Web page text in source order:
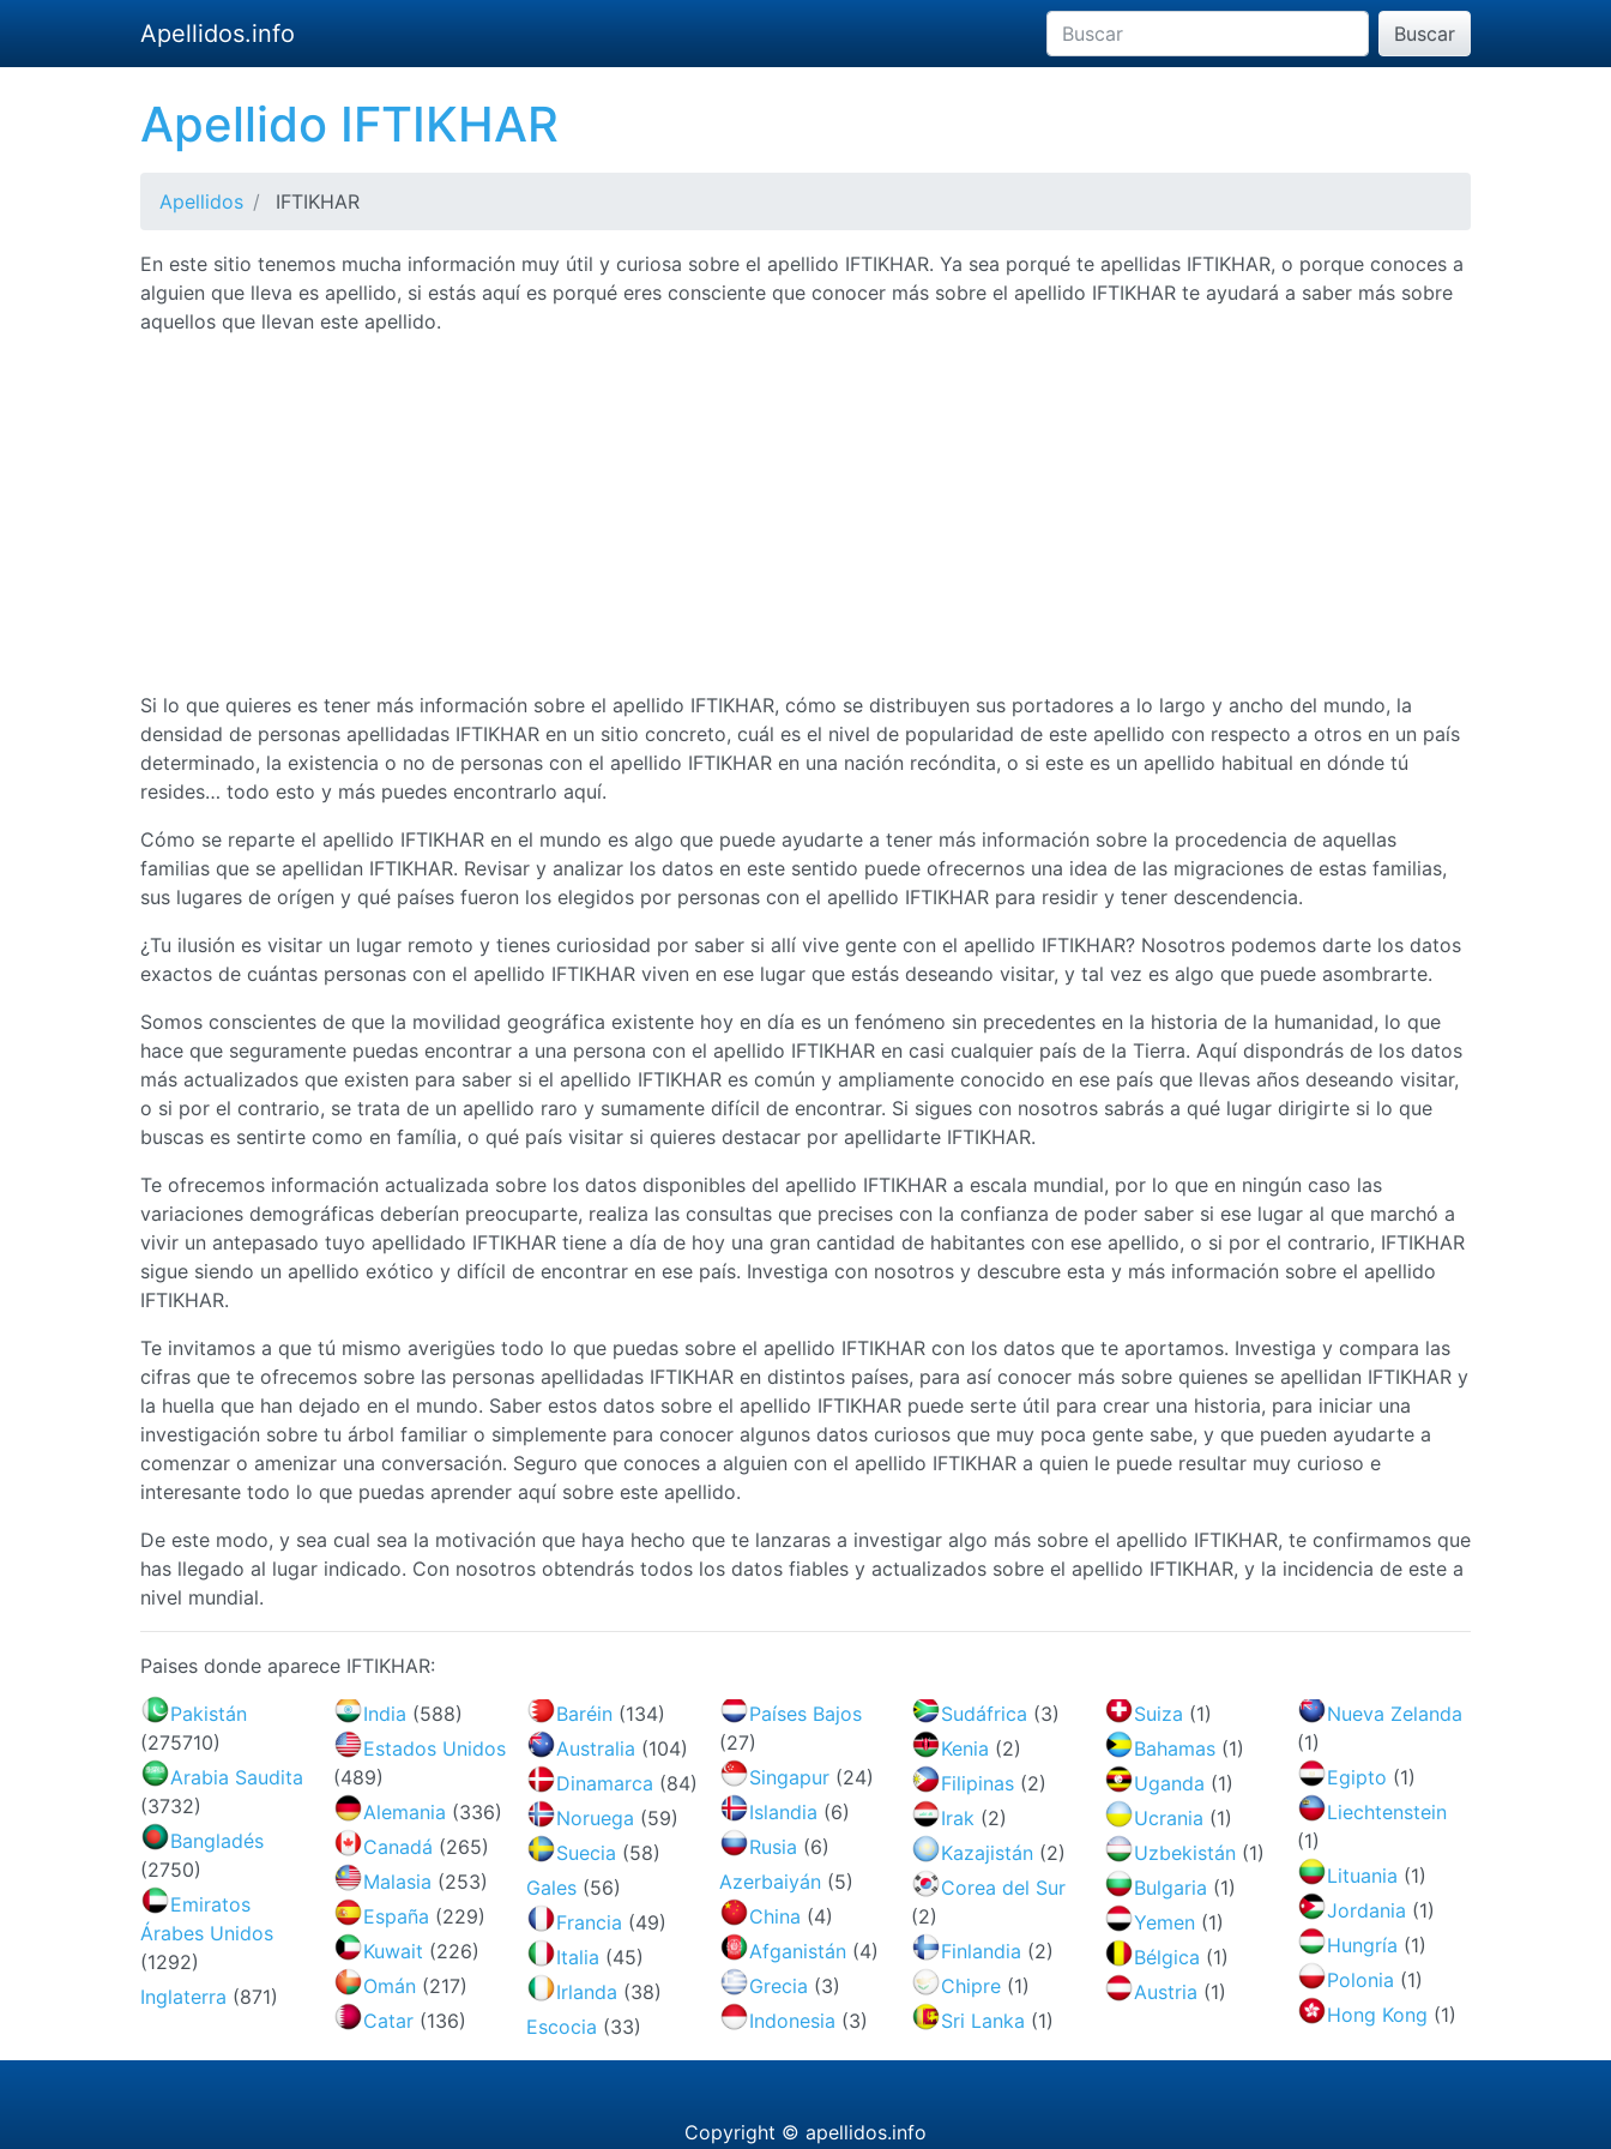
Apellidos.info Buscar
Apellido IFTIKHAR
Apellidos IFTIKHAR
En este sitio tenemos mucha información muy útil y curiosa sobre el apellido IFTIKHAR. Ya sea porqué te apellidas IFTIKHAR, o porque conoces a
alguien que lleva es apellido, si estás aquí es porqué eres consciente que conocer más sobre el apellido IFTIKHAR te ayudará a saber más sobre
aquellos que llevan este apellido.
Si lo que quieres es tener más información sobre el apellido IFTIKHAR, cómo se distribuyen sus portadores a lo largo y ancho del mundo, la
densidad de personas apellidadas IFTIKHAR en un sitio concreto, cuál es el nivel de popularidad de este apellido con respecto a otros en un país
determinado, la existencia o no de personas con el apellido IFTIKHAR en una nación recóndita, o si este es un apellido habitual en dónde tú
resides… todo esto y más puedes encontrarlo aquí.
Cómo se reparte el apellido IFTIKHAR en el mundo es algo que puede ayudarte a tener más información sobre la procedencia de aquellas
familias que se apellidan IFTIKHAR. Revisar y analizar los datos en este sentido puede ofrecernos una idea de las migraciones de estas familias,
sus lugares de orígen y qué países fueron los elegidos por personas con el apellido IFTIKHAR para residir y tener descendencia.
¿Tu ilusión es visitar un lugar remoto y tienes curiosidad por saber si allí vive gente con el apellido IFTIKHAR? Nosotros podemos darte los datos
exactos de cuántas personas con el apellido IFTIKHAR viven en ese lugar que estás deseando visitar, y tal vez es algo que puede asombrarte.
Somos conscientes de que la movilidad geográfica existente hoy en día es un fenómeno sin precedentes en la historia de la humanidad, lo que
hace que seguramente puedas encontrar a una persona con el apellido IFTIKHAR en casi cualquier país de la Tierra. Aquí dispondrás de los datos
más actualizados que existen para saber si el apellido IFTIKHAR es común y ampliamente conocido en ese país que llevas años deseando visitar,
o si por el contrario, se trata de un apellido raro y sumamente difícil de encontrar. Si sigues con nosotros sabrás a qué lugar dirigirte si lo que
buscas es sentirte como en família, o qué país visitar si quieres destacar por apellidarte IFTIKHAR.
Te ofrecemos información actualizada sobre los datos disponibles del apellido IFTIKHAR a escala mundial, por lo que en ningún caso las
variaciones demográficas deberían preocuparte, realiza las consultas que precises con la confianza de poder saber si ese lugar al que marchó a
vivir un antepasado tuyo apellidado IFTIKHAR tiene a día de hoy una gran cantidad de habitantes con ese apellido, o si por el contrario, IFTIKHAR
sigue siendo un apellido exótico y difícil de encontrar en ese país. Investiga con nosotros y descubre esta y más información sobre el apellido
IFTIKHAR.
Te invitamos a que tú mismo averigües todo lo que puedas sobre el apellido IFTIKHAR con los datos que te aportamos. Investiga y compara las
cifras que te ofrecemos sobre las personas apellidadas IFTIKHAR en distintos países, para así conocer más sobre quienes se apellidan IFTIKHAR y
la huella que han dejado en el mundo. Saber estos datos sobre el apellido IFTIKHAR puede serte útil para crear una historia, para iniciar una
investigación sobre tu árbol familiar o simplemente para conocer algunos datos curiosos que muy poca gente sabe, y que pueden ayudarte a
comenzar o amenizar una conversación. Seguro que conoces a alguien con el apellido IFTIKHAR a quien le puede resultar muy curioso e
interesante todo lo que puedas aprender aquí sobre este apellido.
De este modo, y sea cual sea la motivación que haya hecho que te lanzaras a investigar algo más sobre el apellido IFTIKHAR, te confirmamos que
has llegado al lugar indicado. Con nosotros obtendrás todos los datos fiables y actualizados sobre el apellido IFTIKHAR, y la incidencia de este a
nivel mundial.
Paises donde aparece IFTIKHAR:
Pakistán
(275710)
Arabia Saudita
(3732)
Bangladés
(2750)
Emiratos
Árabes Unidos
(1292)
Inglaterra (871)
India (588)
Estados Unidos
(489)
Alemania (336)
Canadá (265)
Malasia (253)
España (229)
Kuwait (226)
Omán (217)
Catar (136)
Baréin (134)
Australia (104)
Dinamarca (84)
Noruega (59)
Suecia (58)
Gales (56)
Francia (49)
Italia (45)
Irlanda (38)
Escocia (33)
Países Bajos
(27)
Singapur (24)
Islandia (6)
Rusia (6)
Azerbaiyán (5)
China (4)
Afganistán (4)
Grecia (3)
Indonesia (3)
Sudáfrica (3)
Kenia (2)
Filipinas (2)
Irak (2)
Kazajistán (2)
Corea del Sur
(2)
Finlandia (2)
Chipre (1)
Sri Lanka (1)
Suiza (1)
Bahamas (1)
Uganda (1)
Ucrania (1)
Uzbekistán (1)
Bulgaria (1)
Yemen (1)
Bélgica (1)
Austria (1)
Nueva Zelanda
(1)
Egipto (1)
Liechtenstein
(1)
Lituania (1)
Jordania (1)
Hungría (1)
Polonia (1)
Hong Kong (1)
Copyright © apellidos.info